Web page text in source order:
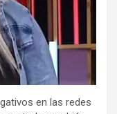
en las redes